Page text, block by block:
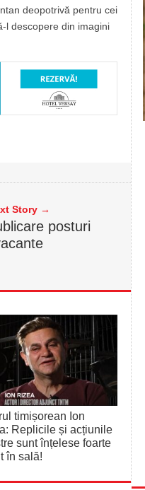
deopotrivă pentru cei
l descopere din imagini
Story →
posturi
timișorean Ion
Replicile și acțiunile
sunt înțelese foarte
în sală!